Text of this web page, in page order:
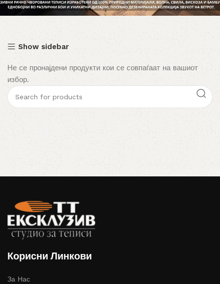
Show sidebar
Не се пронајдени продукти кои се совпаѓаат на вашиот
избор.
Корисни Линкови
За Нас